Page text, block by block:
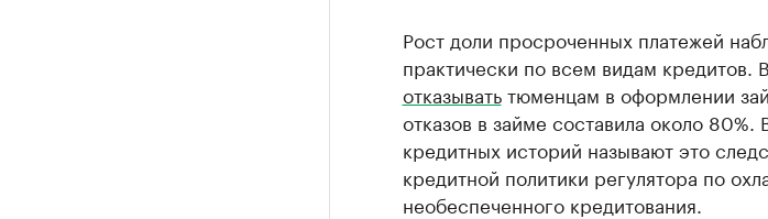
Рост доли просроченных платежей
практически по всем видам кредитов.
отказыватьтюменцам в оформлении
отказов в займе составила около
кредитных историй называют это
кредитной политики регулятора по
необеспеченного кредитования.